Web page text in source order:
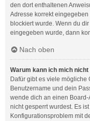
den dort enthaltenen
Adresse korrekt
blockiert wurde. Wenn du
eingegeben wurde, dann
Nach oben
Warum kann ich mich nicht
Dafür gibt es viele mögliche
Benutzername und dein
wende dich an einen
nicht gesperrt wurdest. Es
Konfigurationsproblem mit